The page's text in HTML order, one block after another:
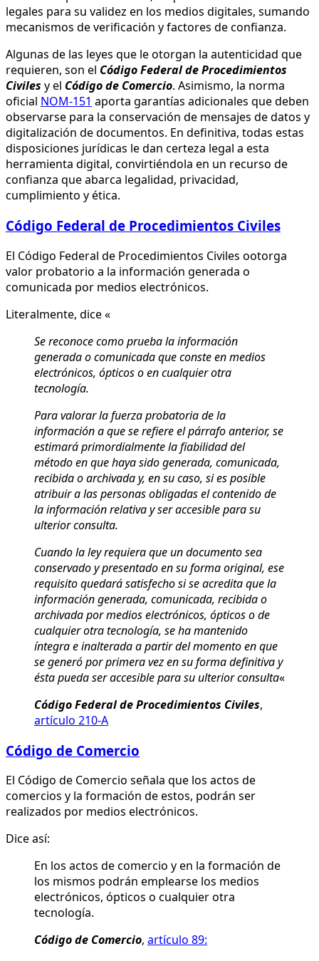
legales para su validez en los medios digitales, sumando
mecanismos de verificación y factores de confianza.
Algunas de las leyes que le otorgan la autenticidad que
requieren, son el Código Federal de Procedimientos
Civiles y el Código de Comercio. Asimismo, la norma
oficial NOM-151 aporta garantías adicionales que deben
observarse para la conservación de mensajes de datos y
digitalización de documentos. En definitiva, todas estas
disposiciones jurídicas le dan certeza legal a esta
herramienta digital, convirtiéndola en un recurso de
confianza que abarca legalidad, privacidad,
cumplimiento y ética.
Código Federal de Procedimientos Civiles
El Código Federal de Procedimientos Civiles ootorga
valor probatorio a la información generada o
comunicada por medios electrónicos.
Literalmente, dice «
Se reconoce como prueba la información
generada o comunicada que conste en medios
electrónicos, ópticos o en cualquier otra
tecnología.
Para valorar la fuerza probatoria de la
información a que se refiere el párrafo anterior, se
estimará primordialmente la fiabilidad del
método en que haya sido generada, comunicada,
recibida o archivada y, en su caso, si es posible
atribuir a las personas obligadas el contenido de
la información relativa y ser accesible para su
ulterior consulta.
Cuando la ley requiera que un documento sea
conservado y presentado en su forma original, ese
requisito quedará satisfecho si se acredita que la
información generada, comunicada, recibida o
archivada por medios electrónicos, ópticos o de
cualquier otra tecnología, se ha mantenido
íntegra e inalterada a partir del momento en que
se generó por primera vez en su forma definitiva y
ésta pueda ser accesible para su ulterior consulta«
Código Federal de Procedimientos Civiles,
artículo 210-A
Código de Comercio
El Código de Comercio señala que los actos de
comercios y la formación de estos, podrán ser
realizados por medios electrónicos.
Dice así:
En los actos de comercio y en la formación de
los mismos podrán emplearse los medios
electrónicos, ópticos o cualquier otra
tecnología.
Código de Comercio, artículo 89: